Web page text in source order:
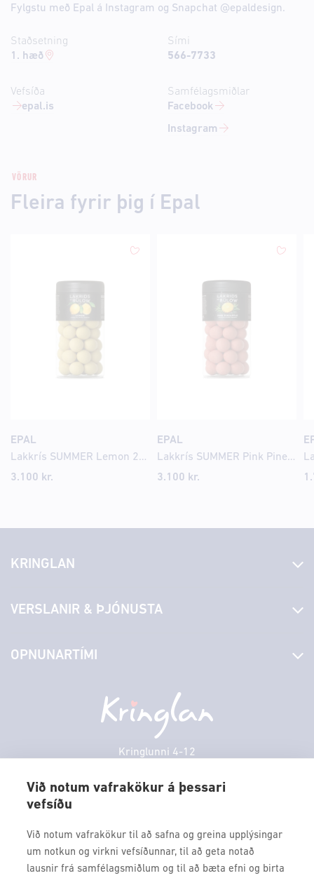
Við notum vafrakökur á þessari
vefsíðu
Við notum vafrakökur til að safna og greina upplýsingar
um notkun og virkni vefsíðunnar, til að geta notað
lausnir frá samfélagsmiðlum og til að bæta efni og birta
Fylgstu með Epal á Instagram og Snapchat @epaldesign.
Staðsetning
1. hæð
Vefsíða
epal.is
Sími
566-7733
Samfélagsmiðlar
Facebook
Instagram
VÖRUR
Fleira fyrir þig í Epal
EPAL
Lakkrís SUMMER Lemon 270gr
3.100 kr.
EPAL
Lakkrís SUMMER Pink Pineapple 270gr
3.100 kr.
Kringlunni 4-12
kringlan@kringlan.is
KRINGLAN
Laus störf
Hafðu samband
Persónuverndarstefna
VERSLANIR & ÞJÓNUSTA
Borgarbókasafn
Borgarleikhúsið
Ævintýraland
OPNUNARTÍMI
Föstudagur